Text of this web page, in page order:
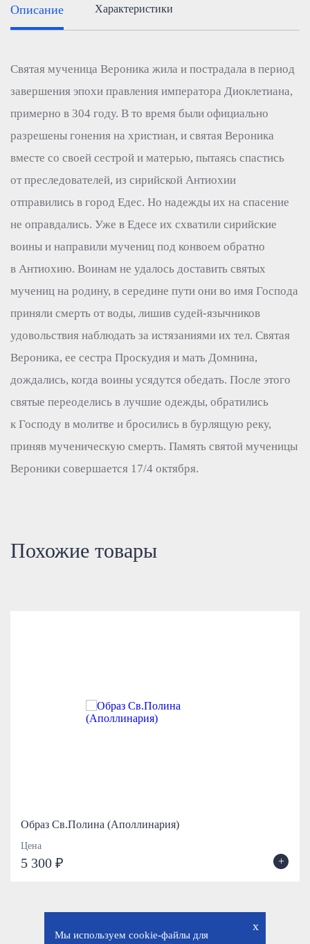
Описание Характеристики
Святая мученица Вероника жила и пострадала в период
завершения эпохи правления императора Диоклетиана,
примерно в 304 году. В то время были официально
разрешены гонения на христиан, и святая Вероника
вместе со своей сестрой и матерью, пытаясь спастись
от преследователей, из сирийской Антиохии
отправились в город Едес. Но надежды их на спасение
не оправдались. Уже в Едесе их схватили сирийские
воины и направили мучениц под конвоем обратно
в Антиохию. Воинам не удалось доставить святых
мучениц на родину, в середине пути они во имя Господа
приняли смерть от воды, лишив судей-язычников
удовольствия наблюдать за истязаниями их тел. Святая
Вероника, ее сестра Проскудия и мать Домнина,
дождались, когда воины усядутся обедать. После этого
святые переоделись в лучшие одежды, обратились
к Господу в молитве и бросились в бурлящую реку,
приняв мученическую смерть. Память святой мученицы
Вероники совершается 17/4 октября.
Похожие товары
Образ Св.Полина (Аполлинария)
Цена
5 300 ₽ +
x
Мы используем cookie-файлы для